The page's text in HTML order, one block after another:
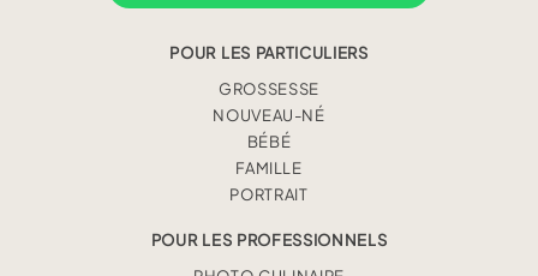
POUR LES PARTICULIERS
GROSSESSE
NOUVEAU-NÉ
BÉBÉ
FAMILLE
PORTRAIT
POUR LES PROFESSIONNELS